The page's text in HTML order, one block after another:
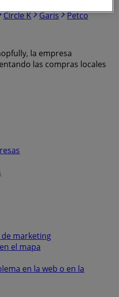
Circle K Garis Petco
la empresa
las compras locales
marketing
el mapa
en la web o en la